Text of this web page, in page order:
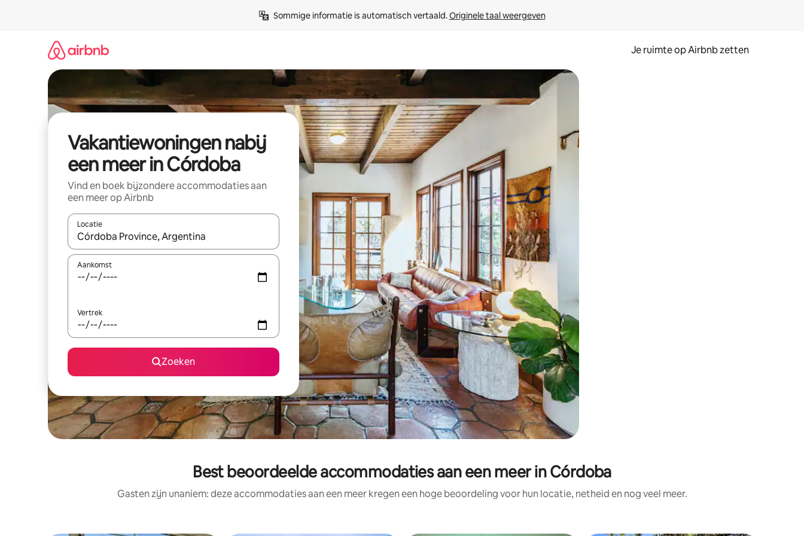
Sommige informatie is automatisch vertaald. Originele taal weergeven
Je ruimte op Airbnb zetten
Vakantiewoningen nabij
een meer in Córdoba
Vind en boek bijzondere accommodaties aan
een meer op Airbnb
Locatie
Wanneer er suggesties beschikbaar zijn, maak je een keuze met je de pijltjestoetsen omhoog en omlaag, óf door te tikken of swipen.
Aankomst
Vertrek
Zoeken
Best beoordeelde accommodaties aan een meer in Córdoba
Gasten zijn unaniem: deze accommodaties aan een meer kregen een hoge beoordeling voor hun locatie, netheid en nog veel meer.